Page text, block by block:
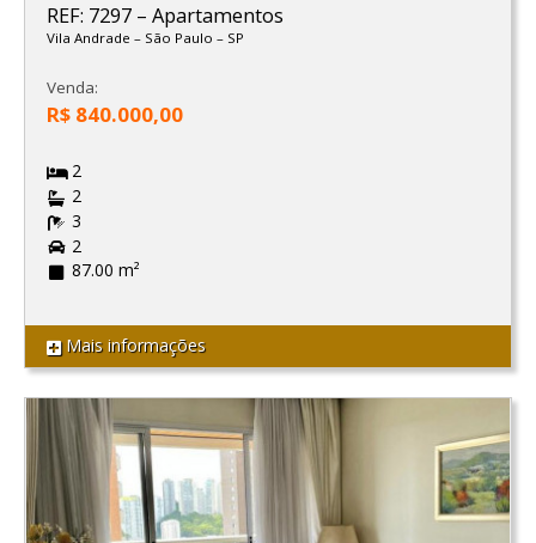
REF: 7297 – Apartamentos
Vila Andrade – São Paulo – SP
Venda:
R$ 840.000,00
2
2
3
2
87.00 m²
Mais informações